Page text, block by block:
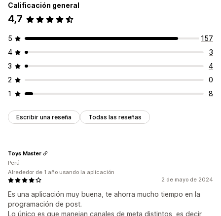
Calificación general
4,7
5
157
4
3
3
4
2
0
1
8
Escribir una reseña Todas las reseñas
2 de mayo de 2024
Es una aplicación muy buena, te ahorra mucho tiempo en la
programación de post.
Lo único es que manejan canales de meta distintos, es decir
Toys Master
Perú
Alrededor de 1 año usando la aplicación